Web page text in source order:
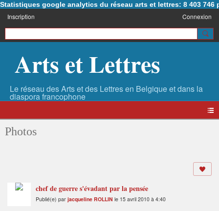
Statistiques google analytics du réseau arts et lettres: 8 403 746
Inscription Connexion
Arts et Lettres
Photos
chef de guerre s'évadant par la pensée
Publié(e) par jacqueline ROLLIN le 15 avril 2010 à 4:40